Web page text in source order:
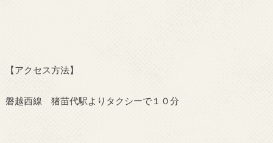
【アクセス方法】
磐越西線 猪苗代駅よりタクシーで１０分